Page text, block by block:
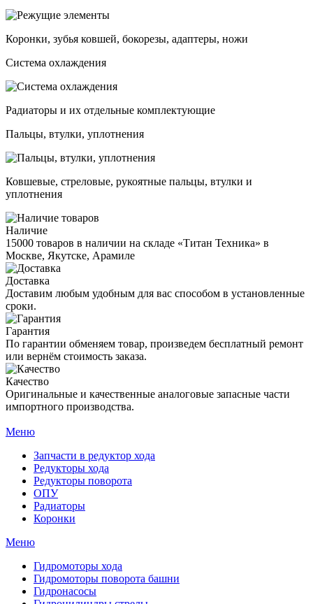
Коронки, зубья ковшей, бокорезы, адаптеры, ножи
Система охлаждения
Радиаторы и их отдельные комплектующие
Пальцы, втулки, уплотнения
Ковшевые, стреловые, рукоятные пальцы, втулки и
уплотнения
Наличие
15000 товаров в наличии на складе «Титан Техника» в
Москве, Якутске, Арамиле
Доставка
Доставим любым удобным для вас способом в установленные
сроки.
Гарантия
По гарантии обменяем товар, произведем бесплатный ремонт
или вернём стоимость заказа.
Качество
Оригинальные и качественные аналоговые запасные части
импортного производства.
Меню
Запчасти в редуктор хода
Редукторы хода
Редукторы поворота
ОПУ
Радиаторы
Коронки
Меню
Гидромоторы хода
Гидромоторы поворота башни
Гидронасосы